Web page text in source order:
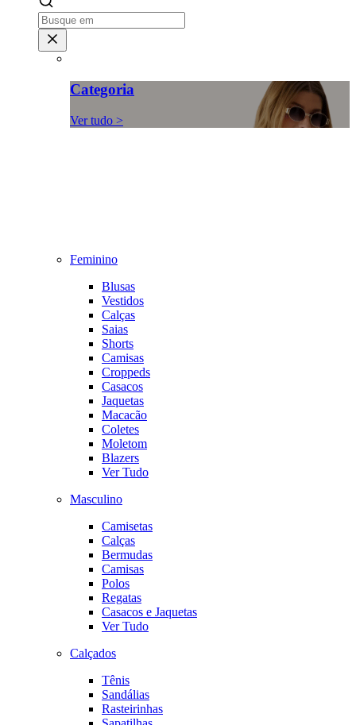
Categoria
Ver tudo >
Feminino
Blusas
Vestidos
Calças
Saias
Shorts
Camisas
Croppeds
Casacos
Jaquetas
Macacão
Coletes
Moletom
Blazers
Ver Tudo
Masculino
Camisetas
Calças
Bermudas
Camisas
Polos
Regatas
Casacos e Jaquetas
Ver Tudo
Calçados
Tênis
Sandálias
Rasteirinhas